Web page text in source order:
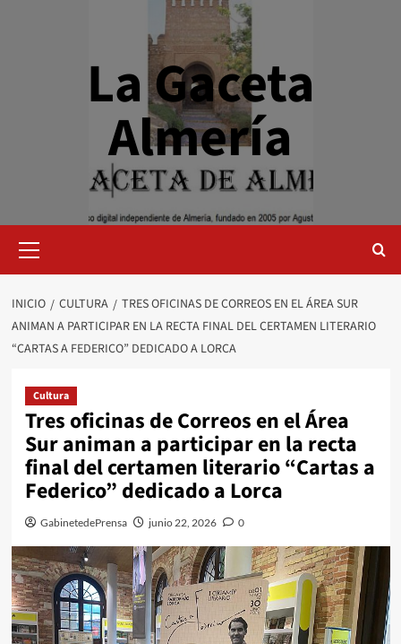
La Gaceta
Almería
primario
INICIO CULTURA
TRES OFICINAS DE CORREOS EN EL ÁREA SUR
ANIMAN A PARTICIPAR EN LA RECTA FINAL DEL CERTAMEN LITERARIO
“CARTAS A FEDERICO” DEDICADO A LORCA
Cultura
Tres oficinas de Correos en el Área
Sur animan a participar en la recta
final del certamen literario “Cartas a
Federico” dedicado a Lorca
GabinetedePrensa junio 22, 2026 0